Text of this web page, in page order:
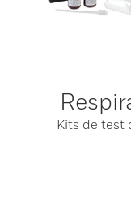
Kits de test